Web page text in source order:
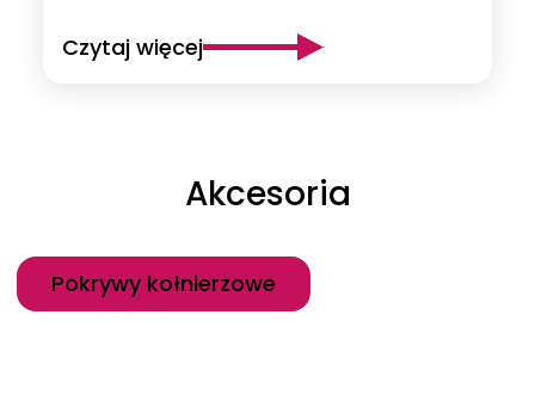
Czytaj więcej
Akcesoria
Kategoria
Pokrywy kołnierzowe